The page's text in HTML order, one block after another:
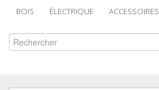
BOIS ÉLECTRIQUE ACCESSOIRES